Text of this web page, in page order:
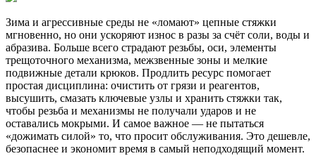
Зима и агрессивные среды не «ломают» цепные стяжки
мгновенно, но они ускоряют износ в разы за счёт соли, воды и
абразива. Больше всего страдают резьбы, оси, элементы
трещоточного механизма, межзвенные зоны и мелкие
подвижные детали крюков. Продлить ресурс помогает
простая дисциплина: очистить от грязи и реагентов,
высушить, смазать ключевые узлы и хранить стяжки так,
чтобы резьба и механизмы не получали ударов и не
оставались мокрыми. И самое важное — не пытаться
«дожимать силой» то, что просит обслуживания. Это дешевле,
безопаснее и экономит время в самый неподходящий момент.